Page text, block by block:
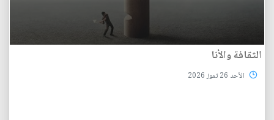
الثقافة والأنا
الأحد 26 تموز 2026